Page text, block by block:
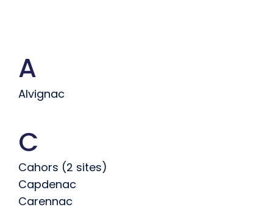
A
Alvignac
C
Cahors (2 sites)
Capdenac
Carennac